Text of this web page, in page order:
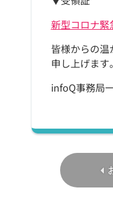
新型コロナ緊
皆様からの
申し上げます。
infoQ事務局